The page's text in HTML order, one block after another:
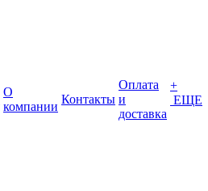
О
компании
Контакты
Оплата
и
доставка
+
ЕЩЕ